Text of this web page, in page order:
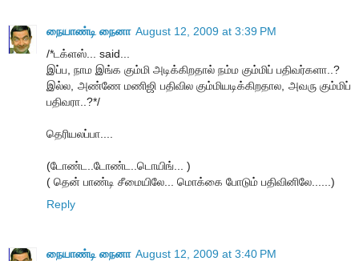
நையாண்டி நைனா August 12, 2009 at 3:39 PM
/*டக்ளஸ்... said...
இப்ப, நாம இங்க கும்மி அடிக்கிறதால் நம்ம கும்மிப் பதிவர்களா..?
இல்ல, அண்ணே மணிஜி பதிவில கும்மியடிக்கிறதால, அவரு கும்மிப்
பதிவரா..?*/
தெரியலப்பா....
(டோண்ட..டோண்ட..டொயிங்... )
( தென் பாண்டி சீமையிலே... மொக்கை போடும் பதிவினிலே......)
Reply
நையாண்டி நைனா August 12, 2009 at 3:40 PM